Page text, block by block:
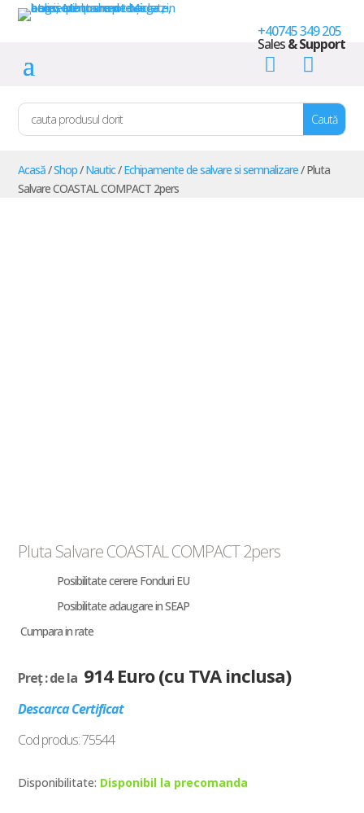
+40745 349 205
Sales& Support
 
Acasă/Shop/Nautic/Echipamente de salvare si semnalizare/ Pluta
Salvare COASTAL COMPACT 2pers
Pluta Salvare COASTAL COMPACT 2pers
Posibilitate cerere Fonduri EU
Posibilitate adaugare in SEAP
Cumpara in rate
Preț : de la 914 Euro (cu TVA inclusa)
Descarca Certificat
Cod produs: 75544
Disponibilitate: Disponibil la precomanda